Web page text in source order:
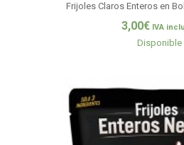
Frijoles Claros Enteros en
3,00€ IVA
Disponible